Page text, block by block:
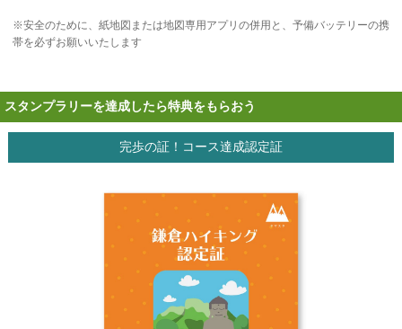
※安全のために、紙地図または地図専用アプリの併用と、予備バッテリーの携
帯を必ずお願いいたします
スタンプラリーを達成したら特典をもらおう
完歩の証！コース達成認定証